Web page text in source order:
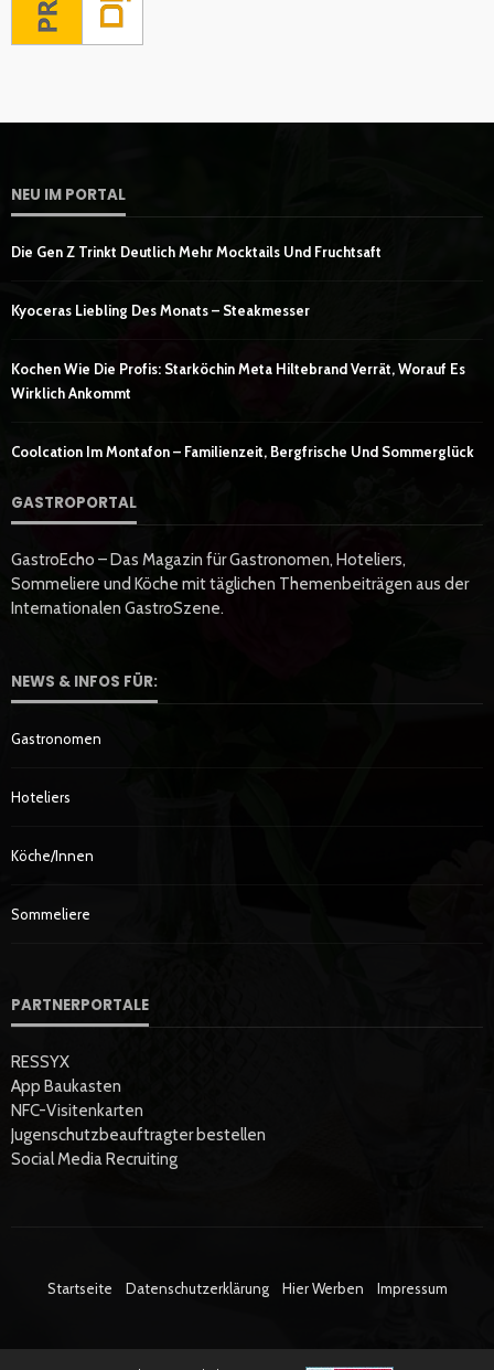
NEU IM PORTAL
Die Gen Z Trinkt Deutlich Mehr Mocktails Und Fruchtsaft
Kyoceras Liebling Des Monats – Steakmesser
Kochen Wie Die Profis: Starköchin Meta Hiltebrand Verrät, Worauf Es
Wirklich Ankommt
Coolcation Im Montafon – Familienzeit, Bergfrische Und Sommerglück
GASTROPORTAL
GastroEcho – Das Magazin für Gastronomen, Hoteliers,
Sommeliere und Köche mit täglichen Themenbeiträgen aus der
Internationalen GastroSzene.
NEWS & INFOS FÜR:
Gastronomen
Hoteliers
Köche/innen
Sommeliere
PARTNERPORTALE
RESSYX
App Baukasten
NFC-Visitenkarten
Jugenschutzbeauftragter bestellen
Social Media Recruiting
Startseite Datenschutzerklärung Hier Werben Impressum